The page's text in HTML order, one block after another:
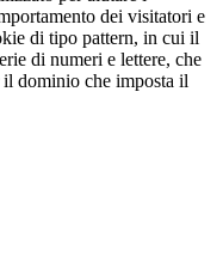
dei visitatori e
di tipo pattern, in cui il
di numeri e lettere, che
dominio che imposta il